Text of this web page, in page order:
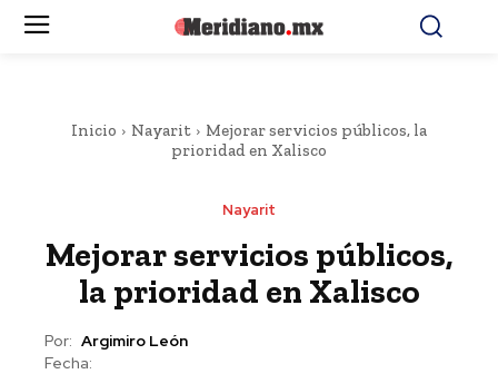
Inicio Nayarit
Mejorar servicios públicos, la
prioridad en Xalisco
Nayarit
Mejorar servicios públicos,
la prioridad en Xalisco
Por: Argimiro León
Fecha: